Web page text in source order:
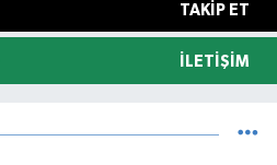
TAKIP ET
İLETIŞIM